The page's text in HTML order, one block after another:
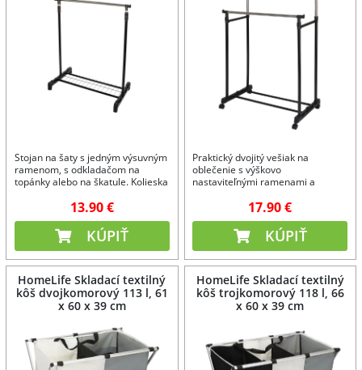
Stojan na šaty s jedným výsuvným
ramenom, s odkladačom na
topánky alebo na škatule. Kolieska
13.90 €
KÚPIŤ
Praktický dvojitý vešiak na
oblečenie s výškovo
nastaviteľnými ramenami a
alebo krabice.17.90 €
KÚPIŤ
HomeLife Skladací textilný
kôš dvojkomorový 113 l, 61
x 60 x 39 cm
HomeLife Skladací textilný
kôš trojkomorový 118 l, 66
x 60 x 39 cm